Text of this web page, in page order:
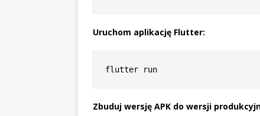
Uruchom aplikację Flutter:
Zbuduj wersję APK do wersji